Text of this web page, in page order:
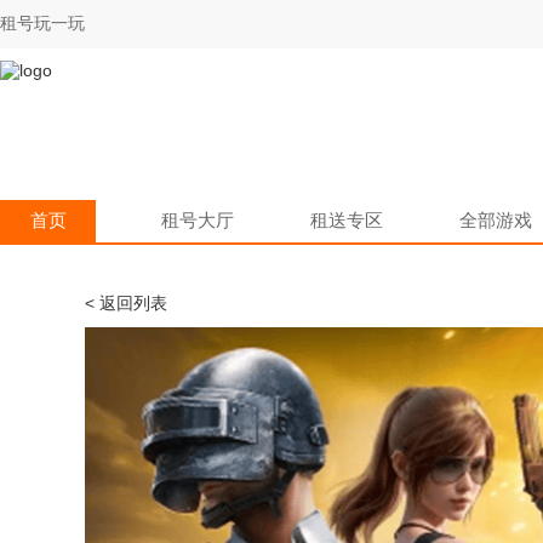
租号玩一玩
首页 租号大厅 租送专区 全部游戏
< 返回列表